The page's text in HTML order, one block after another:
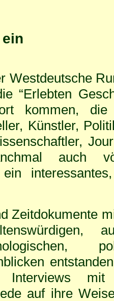
Westdeutsche
“Erlebten
kommen,
Künstler,
auch
Zeitdokumente
mit
auf ihre